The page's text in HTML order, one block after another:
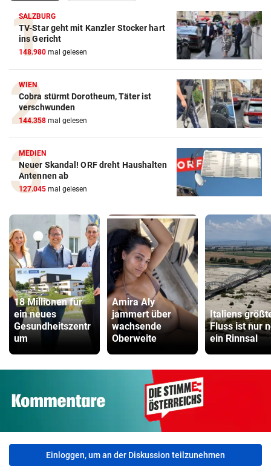
SALZBURG
TV-Star geht mit Kanzler Stocker hart
ins Gericht
148.980 mal gelesen
WIEN
Cobra stürmt Dorotheum, Täter ist
verschwunden
144.358 mal gelesen
MEDIEN
Neuer Skandal! ORF dreht Haushalten
Antennen ab
127.045 mal gelesen
18 Millionen für
ein neues
Gesundheitszentr
um
Amira Aly
jammert über
wachsende
Oberweite
Italiens
Fluss ist nur
ein Rinnsal
Einloggen, um an der Diskussion teilzunehmen